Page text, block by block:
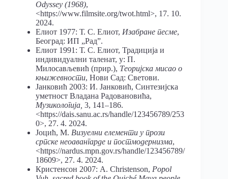
Odyssey (1968),
<https://www.filmsite.org/twot.html>, 17. 10.
2024.
Елиот 1977: Т. С. Елиот, Изабране песме,
Београд: ИП „Рад”.
Елиот 1991: Т. С. Елиот, Традиција и
индивидуални таленат, у: П.
Милосављевић (прир.), Теоријска мисао о
књижевности, Нови Сад: Светови.
Јанковић 2003: И. Јанковић, Синтезијска
уметност Владана Радовановића,
Музикологија, 3, 141–186.
<https://dais.sanu.ac.rs/handle/123456789/253
0>, 27. 4. 2024.
Јоцић, М. Визуелни елементи у прози
српске неоавангарде и постмодернизма,
<https://nardus.mpn.gov.rs/handle/123456789/
18609>, 27. 4. 2024.
Кристенсон 2007: А. Christenson, Popol